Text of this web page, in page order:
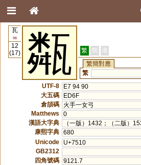
瓦
98
12
(17)
甐 繁 簡 港
繁簡對應
繁
UTF-8
E7 94 90
大五碼
ED6F
倉頡碼
火手一女弓
Matthews
0
漢語大字典
（一版）1432；（二版）
康熙字典 680
Unicode
U+7510
GB2312
四角號碼 9121.7